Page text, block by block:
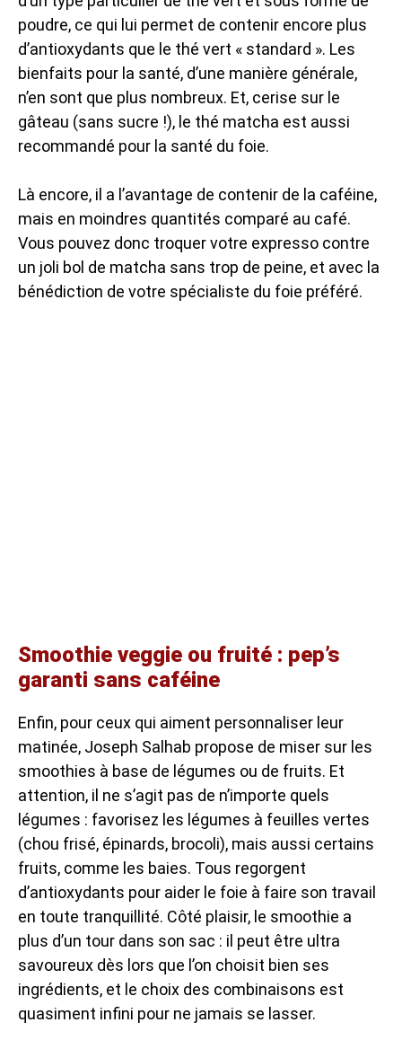
poudre, ce qui lui permet de contenir encore plus
d’antioxydants que le thé vert « standard ». Les
bienfaits pour la santé, d’une manière générale,
n’en sont que plus nombreux. Et, cerise sur le
gâteau (sans sucre !), le thé matcha est aussi
recommandé pour la santé du foie.
Là encore, il a l’avantage de contenir de la caféine,
mais en moindres quantités comparé au café.
Vous pouvez donc troquer votre expresso contre
un joli bol de matcha sans trop de peine, et avec la
bénédiction de votre spécialiste du foie préféré.
Smoothie veggie ou fruité : pep’s
garanti sans caféine
Enfin, pour ceux qui aiment personnaliser leur
matinée, Joseph Salhab propose de miser sur les
smoothies à base de légumes ou de fruits. Et
attention, il ne s’agit pas de n’importe quels
légumes : favorisez les légumes à feuilles vertes
(chou frisé, épinards, brocoli), mais aussi certains
fruits, comme les baies. Tous regorgent
d’antioxydants pour aider le foie à faire son travail
en toute tranquillité. Côté plaisir, le smoothie a
plus d’un tour dans son sac : il peut être ultra
savoureux dès lors que l’on choisit bien ses
ingrédients, et le choix des combinaisons est
quasiment infini pour ne jamais se lasser.